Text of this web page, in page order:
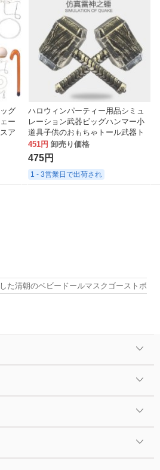
グ
ー
ア
ハロウィンパーティー用品シミュ
レーション武器ビッグハンマー小
道具子供のおもちゃトール武器ト
ールのハンマー
451円 卸売り価格
475円
1 - 3営業日で出荷され
た清朝のベビードールマスクゴーストボ